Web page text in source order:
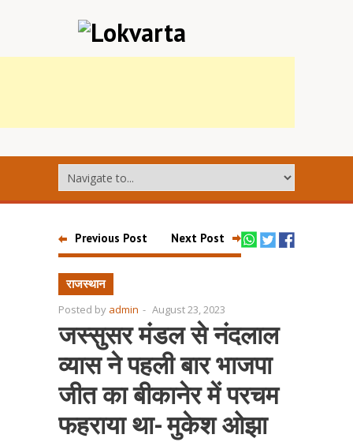
Previous Post Next Post
राजस्थान
Posted by admin - August 23, 2023
जस्सुसर मंडल से नंदलाल
व्यास ने पहली बार भाजपा
जीत का बीकानेर में परचम
फहराया था- मुकेश ओझा